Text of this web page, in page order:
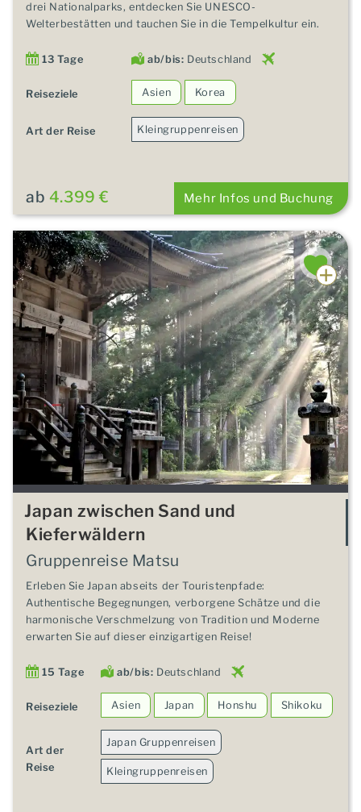
drei Nationalparks, entdecken Sie UNESCO-
Welterbestätten und tauchen Sie in die Tempelkultur ein.
13 Tage ab/bis: Deutschland
Reiseziele Asien Korea
Art der Reise Kleingruppenreisen
ab 4.399 € Mehr Infos und Buchung
Japan zwischen Sand und
Kieferwäldern
Gruppenreise Matsu
Erleben Sie Japan abseits der Touristenpfade:
Authentische Begegnungen, verborgene Schätze und die
harmonische Verschmelzung von Tradition und Moderne
erwarten Sie auf dieser einzigartigen Reise!
15 Tage ab/bis: Deutschland
Reiseziele Asien Japan Honshu Shikoku
Art der
Reise
Japan Gruppenreisen
Kleingruppenreisen